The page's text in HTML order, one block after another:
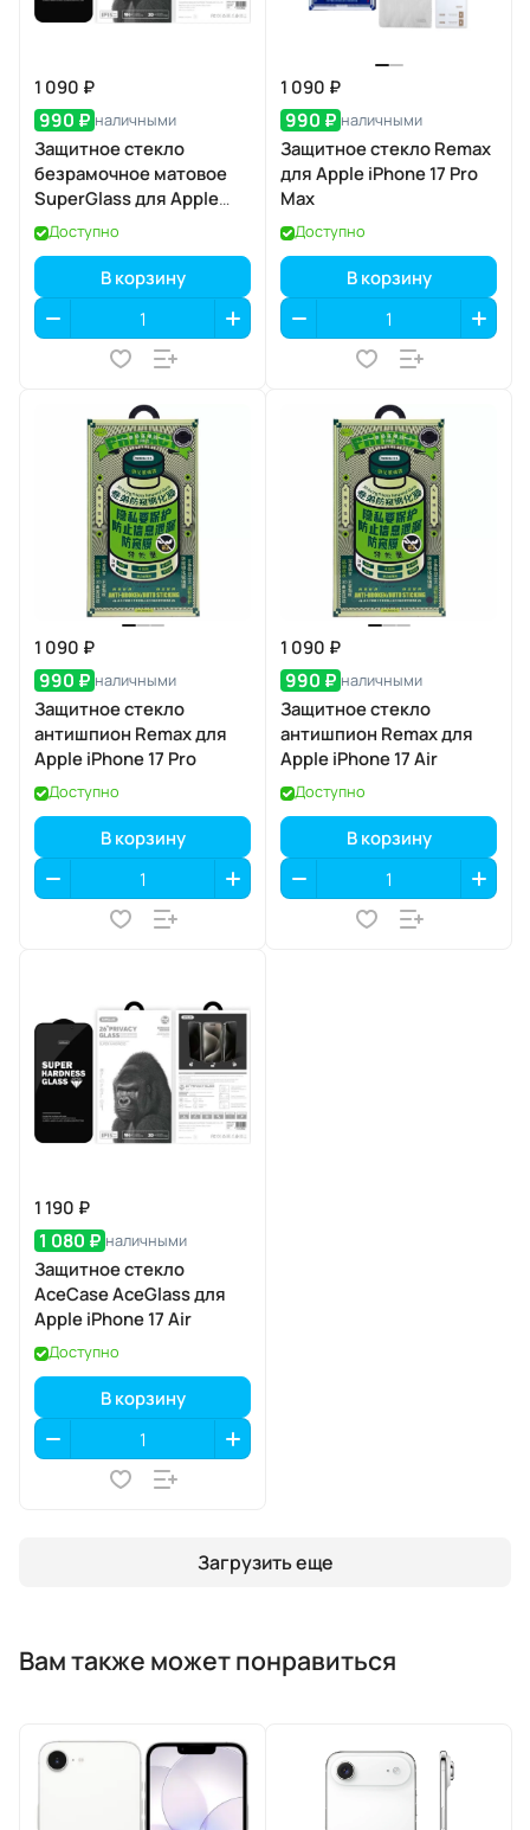
1 090 ₽
990 ₽ наличными
Защитное стекло
безрамочное матовое
SuperGlass для Apple
iPhone 17 / 16 Pro
Доступно
В корзину
1 090 ₽
990 ₽ наличными
Защитное стекло Remax
для Apple iPhone 17 Pro
Max
Доступно
В корзину
1 090 ₽
990 ₽ наличными
Защитное стекло
антишпион Remax для
Apple iPhone 17 Pro
Доступно
В корзину
1 090 ₽
990 ₽ наличными
Защитное стекло
антишпион Remax для
Apple iPhone 17 Air
Доступно
В корзину
1 190 ₽
1 080 ₽ наличными
Защитное стекло
AceCase AceGlass для
Apple iPhone 17 Air
Доступно
В корзину
Загрузить еще
Вам также может понравиться